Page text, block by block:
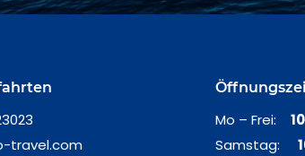
travel.com
Mo – Frei:
Samstag: